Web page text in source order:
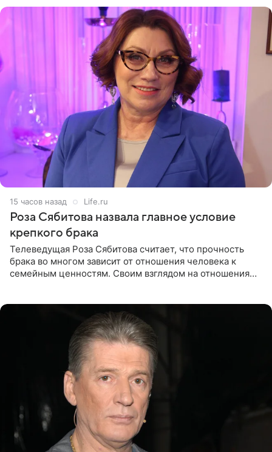
15 часов назад Life.ru
Роза Сябитова назвала главное условие
крепкого брака
Телеведущая Роза Сябитова считает, что прочность
брака во многом зависит от отношения человека к
семейным ценностям. Своим взглядом на отношения